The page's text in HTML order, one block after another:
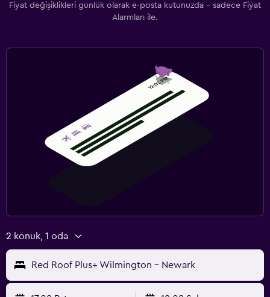
Fiyat değişiklikleri günlük olarak e-posta kutunuzda - sadece Fiyat
Alarmları ile.
2 konuk, 1 oda
Red Roof Plus+ Wilmington - Newark